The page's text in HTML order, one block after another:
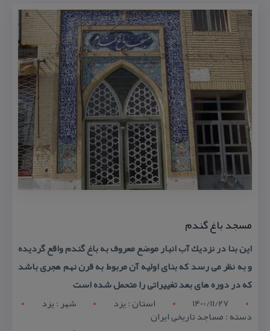
مسجد باغ گندم
این بنا در نزدیك آب انبار موضع معروف به باغ گندم واقع گردیده
و به نظر می رسد كه بنای اولیه آن مربوط به قرن نهم هجری باشد
كه در دوره های بعد تغییراتی را متحمل شده است
1400/11/27
استان : يزد شهر : يزد
دسته : مساجد تاریخی ایران